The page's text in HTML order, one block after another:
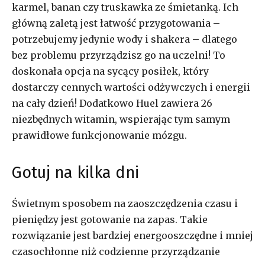
karmel, banan czy truskawka ze śmietanką. Ich
główną zaletą jest łatwość przygotowania –
potrzebujemy jedynie wody i shakera – dlatego
bez problemu przyrządzisz go na uczelni! To
doskonała opcja na sycący posiłek, który
dostarczy cennych wartości odżywczych i energii
na cały dzień! Dodatkowo Huel zawiera 26
niezbędnych witamin, wspierając tym samym
prawidłowe funkcjonowanie mózgu.
Gotuj na kilka dni
Świetnym sposobem na zaoszczędzenia czasu i
pieniędzy jest gotowanie na zapas. Takie
rozwiązanie jest bardziej energooszczędne i mniej
czasochłonne niż codzienne przyrządzanie